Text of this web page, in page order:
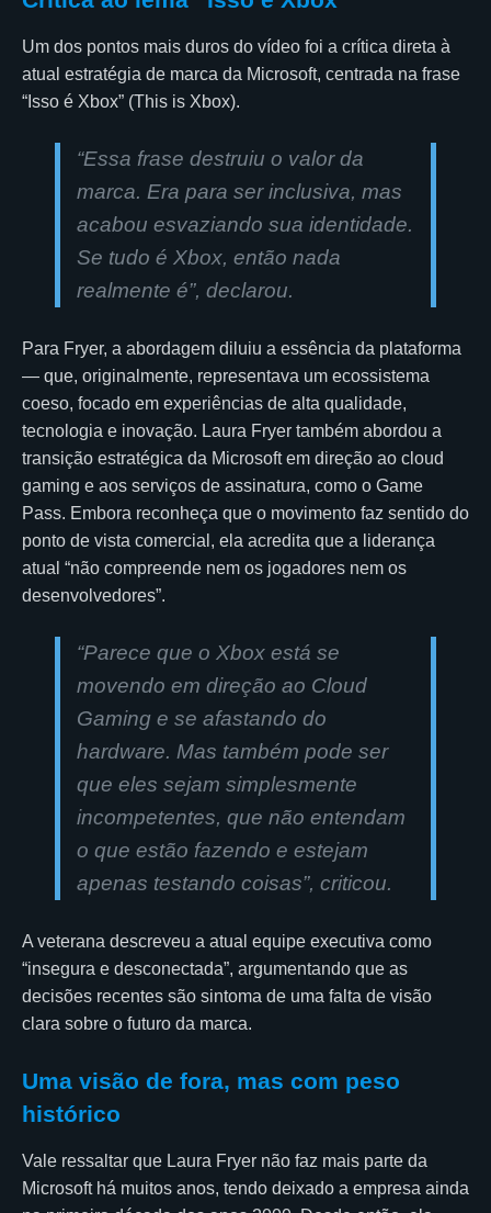
Um dos pontos mais duros do vídeo foi a crítica direta à
atual estratégia de marca da Microsoft, centrada na frase
“Isso é Xbox” (This is Xbox).
“Essa frase destruiu o valor da
marca. Era para ser inclusiva, mas
acabou esvaziando sua identidade.
Se tudo é Xbox, então nada
realmente é”, declarou.
Para Fryer, a abordagem diluiu a essência da plataforma
— que, originalmente, representava um ecossistema
coeso, focado em experiências de alta qualidade,
tecnologia e inovação. Laura Fryer também abordou a
transição estratégica da Microsoft em direção ao cloud
gaming e aos serviços de assinatura, como o Game
Pass. Embora reconheça que o movimento faz sentido do
ponto de vista comercial, ela acredita que a liderança
atual “não compreende nem os jogadores nem os
desenvolvedores”.
“Parece que o Xbox está se
movendo em direção ao Cloud
Gaming e se afastando do
hardware. Mas também pode ser
que eles sejam simplesmente
incompetentes, que não entendam
o que estão fazendo e estejam
apenas testando coisas”, criticou.
A veterana descreveu a atual equipe executiva como
“insegura e desconectada”, argumentando que as
decisões recentes são sintoma de uma falta de visão
clara sobre o futuro da marca.
Uma visão de fora, mas com peso
histórico
Vale ressaltar que Laura Fryer não faz mais parte da
Microsoft há muitos anos, tendo deixado a empresa ainda